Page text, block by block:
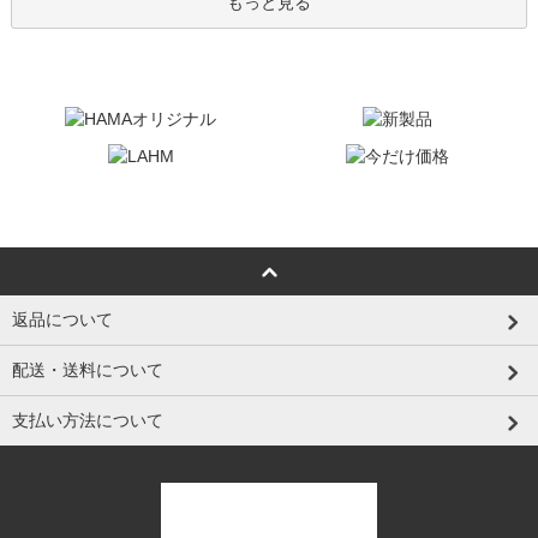
返品について
配送・送料について
支払い方法について